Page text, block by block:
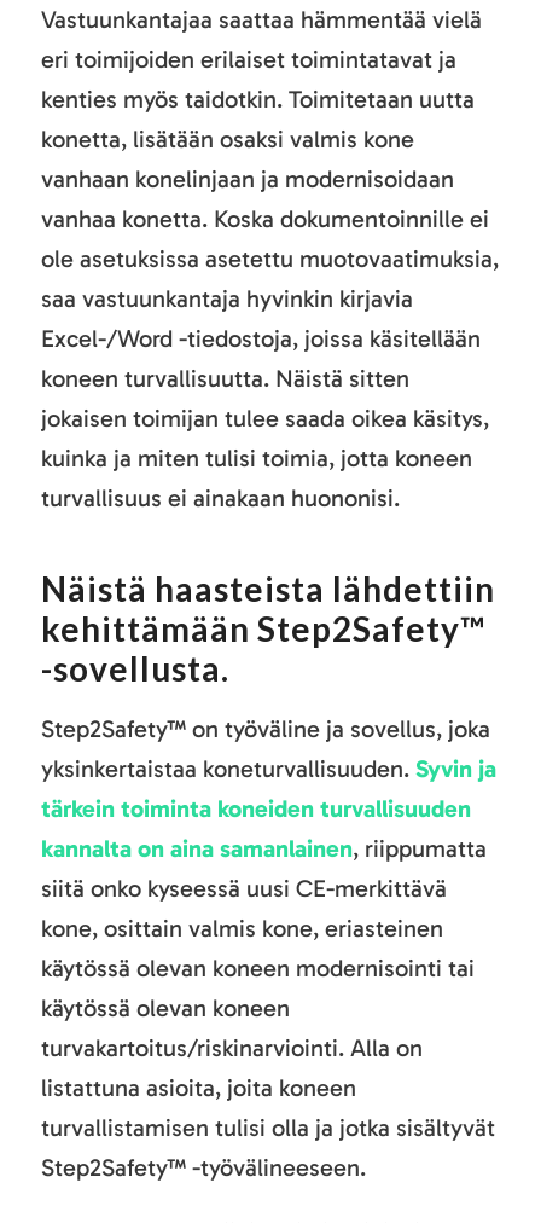
Vastuunkantajaa saattaa hämmentää vielä
eri toimijoiden erilaiset toimintatavat ja
kenties myös taidotkin. Toimitetaan uutta
konetta, lisätään osaksi valmis kone
vanhaan konelinjaan ja modernisoidaan
vanhaa konetta. Koska dokumentoinnille ei
ole asetuksissa asetettu muotovaatimuksia,
saa vastuunkantaja hyvinkin kirjavia
Excel-/Word -tiedostoja, joissa käsitellään
koneen turvallisuutta. Näistä sitten
jokaisen toimijan tulee saada oikea käsitys,
kuinka ja miten tulisi toimia, jotta koneen
turvallisuus ei ainakaan huononisi.
Näistä haasteista lähdettiin
kehittämään Step2Safety™
-sovellusta.
Step2Safety™ on työväline ja sovellus, joka
yksinkertaistaa koneturvallisuuden. Syvin ja
tärkein toiminta koneiden turvallisuuden
kannalta on aina samanlainen, riippumatta
siitä onko kyseessä uusi CE-merkittävä
kone, osittain valmis kone, eriasteinen
käytössä olevan koneen modernisointi tai
käytössä olevan koneen
turvakartoitus/riskinarviointi. Alla on
listattuna asioita, joita koneen
turvallistamisen tulisi olla ja jotka sisältyvät
Step2Safety™ -työvälineeseen.